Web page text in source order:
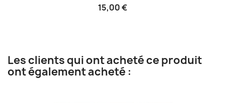
15,00 €
Les clients qui ont acheté ce produit
ont également acheté :